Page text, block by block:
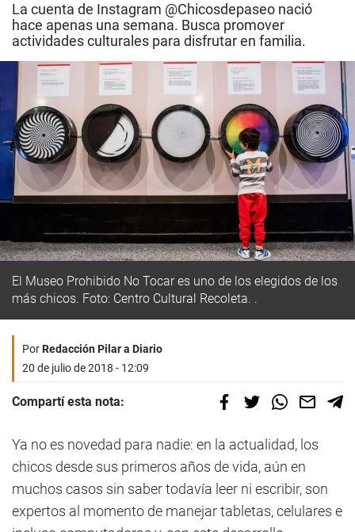
La cuenta de Instagram @Chicosdepaseo nació
hace apenas una semana. Busca promover
actividades culturales para disfrutar en familia.
El Museo Prohibido No Tocar es uno de los elegidos de los
más chicos. Foto: Centro Cultural Recoleta. .
PorRedacción Pilar a Diario
20 de julio de 2018 - 12:09
Compartí esta nota:
Ya no es novedad para nadie: en la actualidad, los
chicos desde sus primeros años de vida, aún en
muchos casos sin saber todavía leer ni escribir, son
expertos al momento de manejar tabletas, celulares e